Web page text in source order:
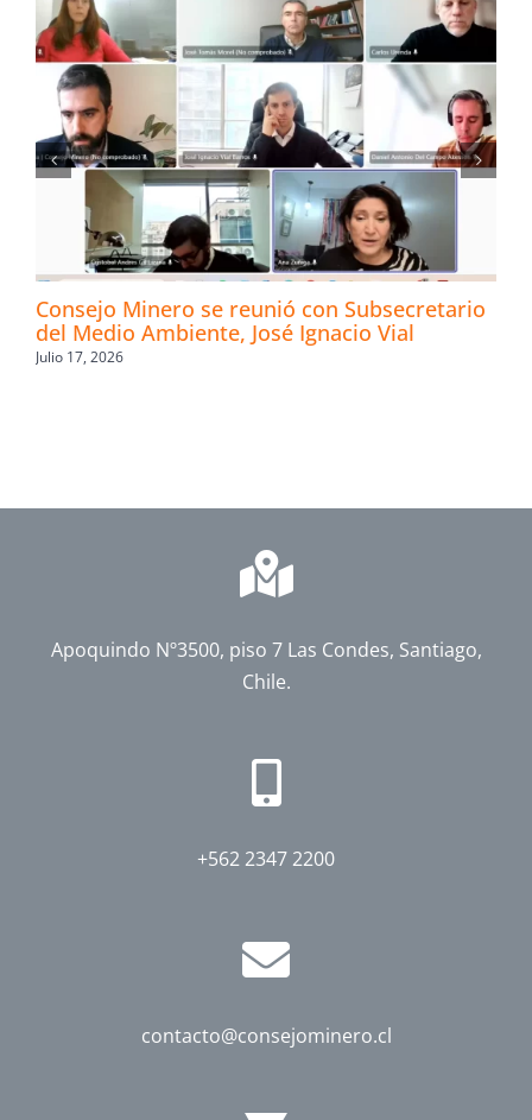
Consejo Minero se reunió con Subsecretario
del Medio Ambiente, José Ignacio Vial
Julio 17, 2026
Apoquindo Nº3500, piso 7 Las Condes, Santiago,
Chile.
+562 2347 2200
contacto@consejominero.cl